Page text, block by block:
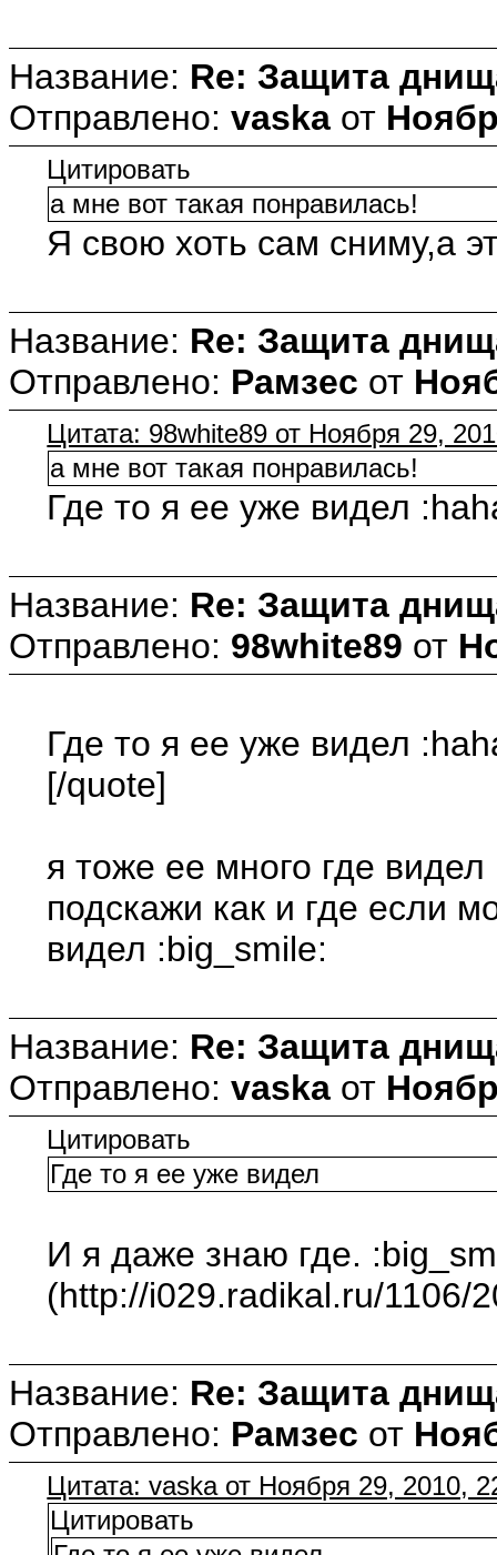
Название: Re: Защита
Отправлено: vaska от
Цитировать
а мне вот такая понравилась!
Я свою хоть сам сниму,а
Название: Re: Защита
Отправлено: Рамзес от
Цитата: 98white89 от Ноября 29,
а мне вот такая понравилась!
Где то я ее уже видел
Название: Re: Защита
Отправлено: 98white89 от
Где то я ее уже видел
[/quote]
я тоже ее много где
подскажи как и где если
видел :big_smile:
Название: Re: Защита
Отправлено: vaska от
Цитировать
Где то я ее уже видел
И я даже знаю где.
(http://i029.radikal.ru/1106/
Название: Re: Защита
Отправлено: Рамзес от
Цитата: vaska от Ноября 29, 2010,
Цитировать